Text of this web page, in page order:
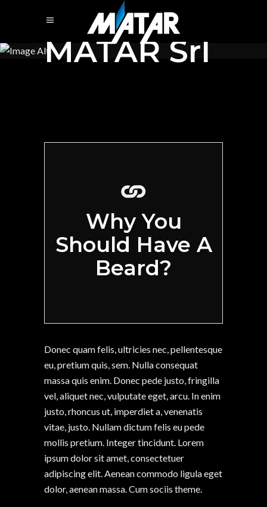
MATAR Srl
Why You
Should Have A
Beard?
Donec quam felis, ultricies nec, pellentesque
eu, pretium quis, sem. Nulla consequat
massa quis enim. Donec pede justo, fringilla
vel, aliquet nec, vulputate eget, arcu. In enim
justo, rhoncus ut, imperdiet a, venenatis
vitae, justo. Nullam dictum felis eu pede
mollis pretium. Integer tincidunt. Lorem
ipsum dolor sit amet, consectetuer
adipiscing elit. Aenean commodo ligula eget
dolor, aenean massa. Cum sociis theme.